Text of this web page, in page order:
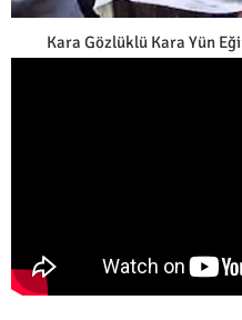
Kara Gözlüklü Kara Yün